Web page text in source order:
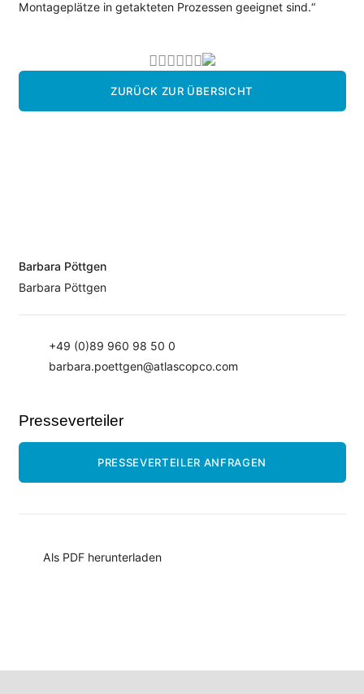
Montageplätze in getakteten Prozessen geeignet sind.“
ZURÜCK ZUR ÜBERSICHT
Barbara Pöttgen
Barbara Pöttgen
+49 (0)89 960 98 50 0
barbara.poettgen@atlascopco.com
Presseverteiler
PRESSEVERTEILER ANFRAGEN
Als PDF herunterladen